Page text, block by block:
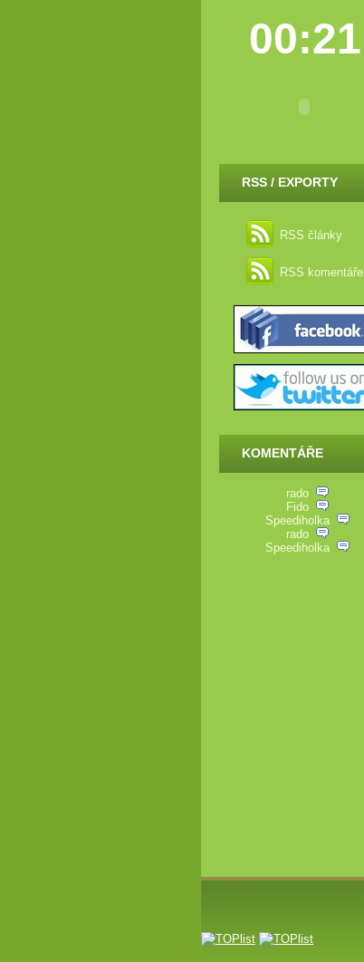
00:21
RSS / EXPORTY
RSS články
RSS komentáře
KOMENTÁŘE
rado
Fido
Speediholka
rado
Speediholka